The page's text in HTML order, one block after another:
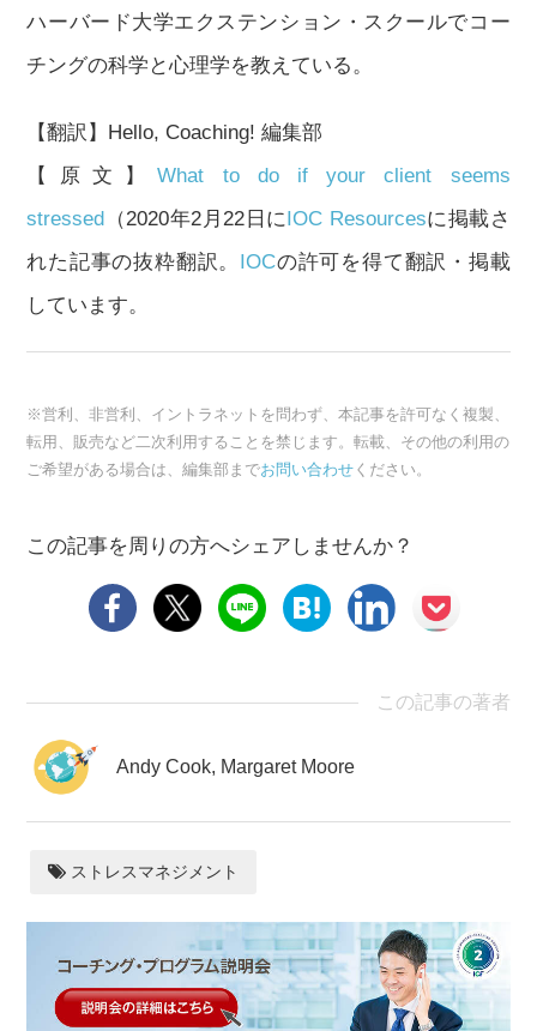
ハーバード大学エクステンション・スクールでコー
チングの科学と心理学を教えている。
【翻訳】Hello, Coaching! 編集部
【原文】What to do if your client seems
stressed （2020年2月22日にIOC Resourcesに掲載さ
れた記事の抜粋翻訳。 IOCの許可を得て翻訳・掲載
しています。
※営利、非営利、イントラネットを問わず、本記事を許可なく複製、
転用、販売など二次利用することを禁じます。転載、その他の利用の
ご希望がある場合は、編集部までお問い合わせ ください。
この記事を周りの方へシェアしませんか？
この記事の著者
Andy Cook, Margaret Moore
ストレスマネジメント